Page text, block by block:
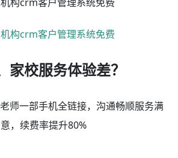
家校服务体验差？
师一部手机全链接，沟通畅顺服务满
意，续费率提升80%